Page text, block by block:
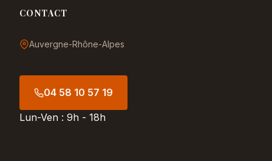
CONTACT
Auvergne-Rhône-Alpes
04 58 10 57 19
Lun-Ven : 9h - 18h